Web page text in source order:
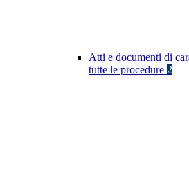
Atti e documenti di
tutte le procedure 2